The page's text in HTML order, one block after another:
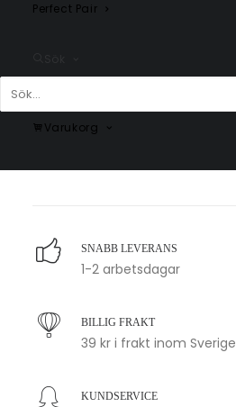
Perfect Pair
Varukorg
Fr.99.00
SNABB LEVERANS
1-2 arbetsdagar
BILLIG FRAKT
39 kr i frakt inom Sverige
KUNDSERVICE